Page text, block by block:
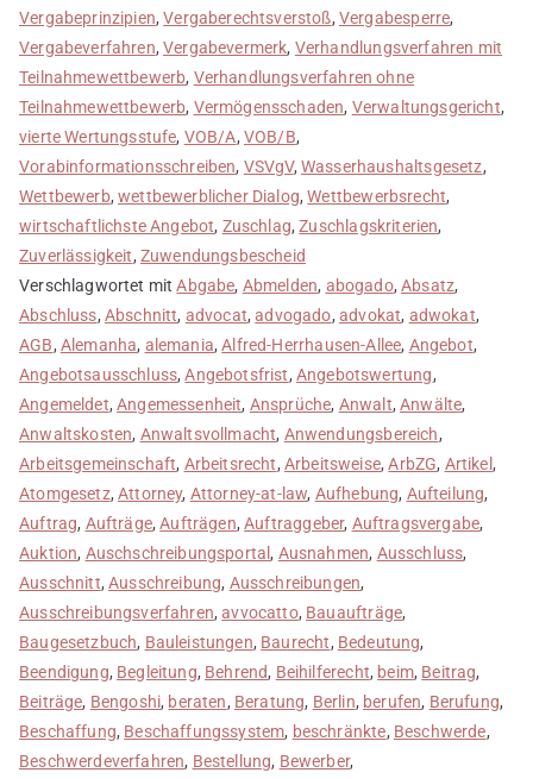
Vergabeprinzipien,Vergaberechtsverstoß, Vergabesperre,
Vergabeverfahren,Vergabevermerk, Verhandlungsverfahren mit
Teilnahmewettbewerb, Verhandlungsverfahren ohne
Teilnahmewettbewerb, Vermögensschaden, Verwaltungsgericht,
vierte Wertungsstufe, VOB/A, VOB/B,
Vorabinformationsschreiben, VSVgV, Wasserhaushaltsgesetz,
Wettbewerb,wettbewerblicher Dialog,Wettbewerbsrecht,
wirtschaftlichste Angebot, Zuschlag,Zuschlagskriterien,
Zuverlässigkeit, Zuwendungsbescheid
Verschlagwortet mitAbgabe, Abmelden, abogado,Absatz,
Abschluss, Abschnitt, advocat,advogado,advokat, adwokat,
AGB, Alemanha, alemania,Alfred-Herrhausen-Allee, Angebot,
Angebotsausschluss,Angebotsfrist, Angebotswertung,
Angemeldet,Angemessenheit, Ansprüche, Anwalt,Anwälte,
Anwaltskosten, Anwaltsvollmacht, Anwendungsbereich,
Arbeitsgemeinschaft, Arbeitsrecht, Arbeitsweise,ArbZG, Artikel ,
Atomgesetz,Attorney, Attorney-at-law, Aufhebung, Aufteilung,
Auftrag, Aufträge,Aufträgen,Auftraggeber, Auftragsvergabe,
Auktion, Auschschreibungsportal, Ausnahmen, Ausschluss,
Ausschnitt,Ausschreibung, Ausschreibungen,
Ausschreibungsverfahren,avvocatto, Bauaufträge,
Baugesetzbuch, Bauleistungen, Baurecht, Bedeutung,
Beendigung, Begleitung, Behrend, Beihilferecht, beim, Beitrag,
Beiträge, Bengoshi, beraten, Beratung, Berlin, berufen, Berufung,
Beschaffung, Beschaffungssystem, beschränkte, Beschwerde,
Beschwerdeverfahren, Bestellung, Bewerber,